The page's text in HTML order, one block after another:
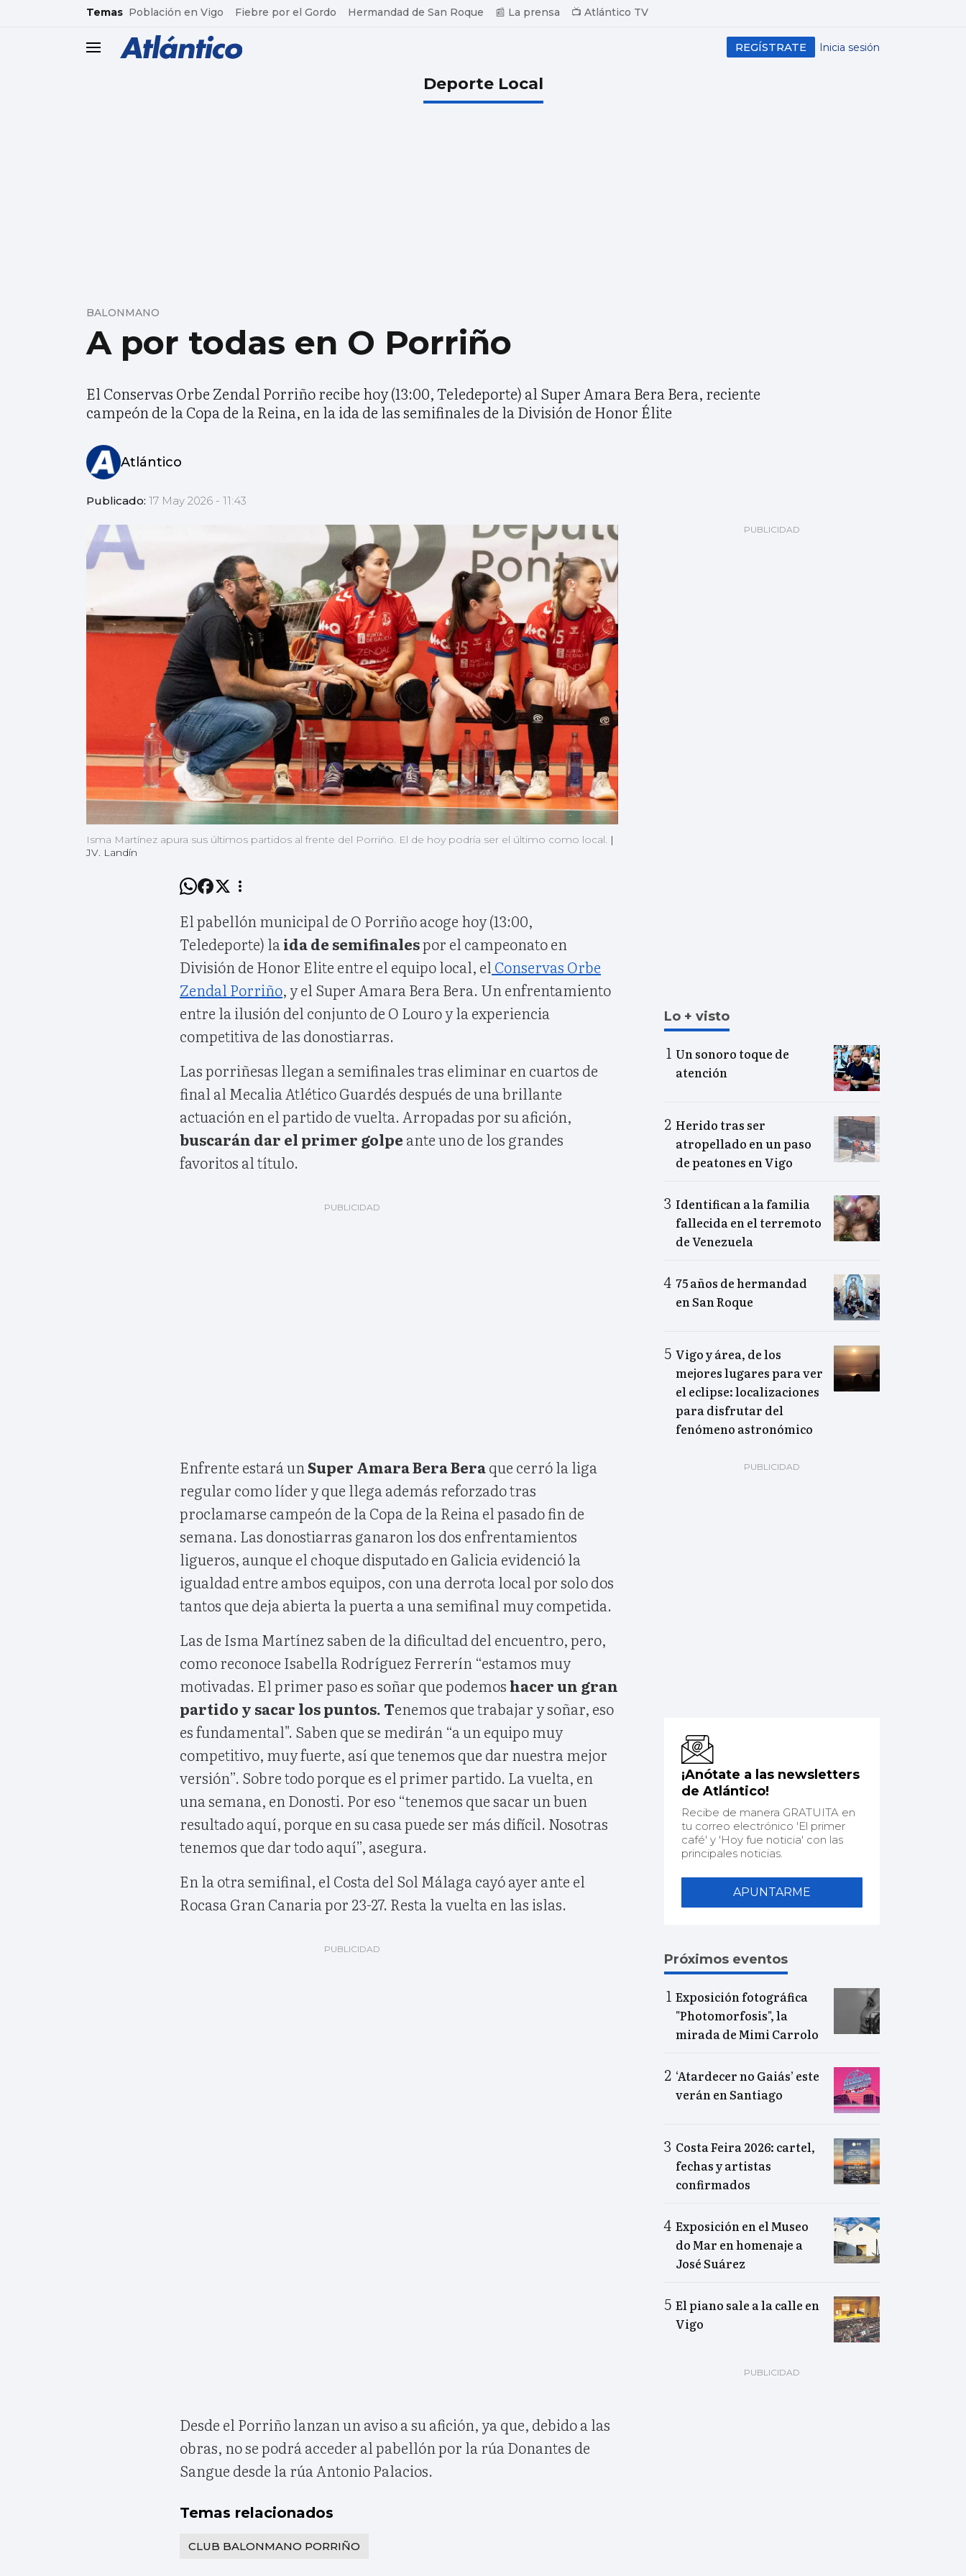
common.go-to-content
Temas Población en Vigo Fiebre por el Gordo Hermandad de San Roque 📰 La prensa 📺 Atlántico TV
header.menu.open Inicia sesión
REGÍSTRATE
Deporte Local
A por todas en O Porriño
BALONMANO
El Conservas Orbe Zendal Porriño recibe hoy (13:00, Teledeporte) al Super Amara Bera Bera, reciente
campeón de la Copa de la Reina, en la ida de las semifinales de la División de Honor Élite
Atlántico
Publicado: 17 May 2026 - 11:43
Isma Martínez apura sus últimos partidos al frente del Porriño. El de hoy podría ser el último como local. |
JV. Landín
El pabellón municipal de O Porriño acoge hoy (13:00,
Teledeporte) la ida de semifinalespor el campeonato en
División de Honor Elite entre el equipo local, el Conservas Orbe
Zendal Porriño, y el Super Amara Bera Bera. Un enfrentamiento
entre la ilusión del conjunto de O Louro y la experiencia
competitiva de las donostiarras.
Las porriñesas llegan a semifinales tras eliminar en cuartos de
final al Mecalia Atlético Guardés después de una brillante
actuación en el partido de vuelta. Arropadas por su afición,
buscarán dar el primer golpe ante uno de los grandes
favoritos al título.
Enfrente estará un Super Amara Bera Beraque cerró la liga
regular como líder y que llega además reforzado tras
proclamarse campeón de la Copa de la Reina el pasado fin de
semana. Las donostiarras ganaron los dos enfrentamientos
ligueros, aunque el choque disputado en Galicia evidenció la
igualdad entre ambos equipos, con una derrota local por solo dos
tantos que deja abierta la puerta a una semifinal muy competida.
Las de Isma Martínez saben de la dificultad del encuentro, pero,
como reconoce Isabella Rodríguez Ferrerín “estamos muy
motivadas. El primer paso es soñar que podemos hacer un gran
partido y sacar los puntos. Tenemos que trabajar y soñar, eso
es fundamental". Saben que se medirán “a un equipo muy
competitivo, muy fuerte, así que tenemos que dar nuestra mejor
versión”. Sobre todo porque es el primer partido. La vuelta, en
una semana, en Donosti. Por eso “tenemos que sacar un buen
resultado aquí, porque en su casa puede ser más difícil. Nosotras
tenemos que dar todo aquí”, asegura.
En la otra semifinal, el Costa del Sol Málaga cayó ayer ante el
Rocasa Gran Canaria por 23-27. Resta la vuelta en las islas.
Desde el Porriño lanzan un aviso a su afición, ya que, debido a las
obras, no se podrá acceder al pabellón por la rúa Donantes de
Sangue desde la rúa Antonio Palacios.
Temas relacionados
CLUB BALONMANO PORRIÑO
Lo + visto
Un sonoro toque de
atención
Herido tras ser
atropellado en un paso
de peatones en Vigo
Identifican a la familia
fallecida en el terremoto
de Venezuela
75 años de hermandad
en San Roque
Vigo y área, de los
mejores lugares para ver
el eclipse: localizaciones
para disfrutar del
fenómeno astronómico
¡Anótate a las newsletters
de Atlántico!
Recibe de manera GRATUITA en
tu correo electrónico 'El primer
café' y 'Hoy fue noticia' con las
principales noticias.
APUNTARME
Próximos eventos
Exposición fotográfica
"Photomorfosis", la
mirada de Mimi Carrolo
‘Atardecer no Gaiás’ este
verán en Santiago
Costa Feira 2026: cartel,
fechas y artistas
confirmados
Exposición en el Museo
do Mar en homenaje a
José Suárez
El piano sale a la calle en
Vigo